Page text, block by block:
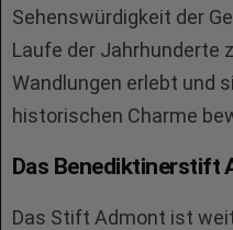
Sehenswürdigkeit der
Laufe der Jahrhunderte
Wandlungen erlebt und
historischen Charme
Das Benediktinerstift
Das Stift Admont ist